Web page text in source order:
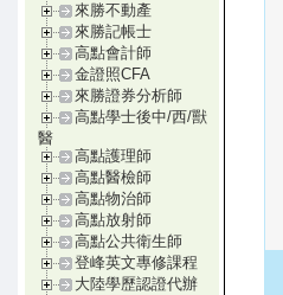
來勝不動產
來勝記帳士
高點會計師
金證照CFA
來勝證券分析師
高點學士後中/西/獸
醫
高點護理師
高點醫檢師
高點物治師
高點放射師
高點公共衛生師
登峰英文專修課程
大陸學歷認證代辦